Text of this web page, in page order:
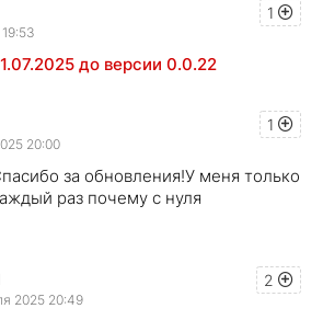
1
до версии 0.0.22
1
20:00
за обновления!У меня только
раз почему с нуля
2
2025 20:49